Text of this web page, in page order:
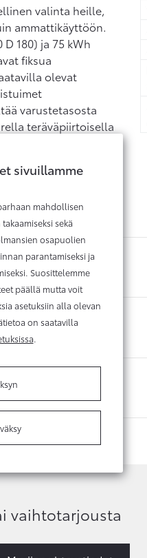
valinta heille,
ammattikäyttöön.
180) ja 75 kWh
fiksua
olevat
varustetasosta
teräväpiirtoisella
ja hands-free-
vaihtotarjousta
sivuillamme
mahdollisen
sekä
osapuolien
parantamiseksi ja
Suosittelemme
päällä mutta voit
asetuksiin alla olevan
on saatavilla
.